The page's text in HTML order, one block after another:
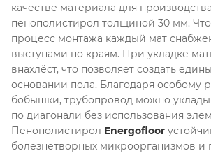
качестве материала для
пенополистирол толщиной 30 мм.
процесс монтажа каждый мат
выступами по краям. При укладке
внахлёст, что позволяет создать
основании пола. Благодаря особому
бобышки, трубопровод можно
по диагонали без использования
Пенополистирол Energofloor
болезнетворных микроорганизмов и